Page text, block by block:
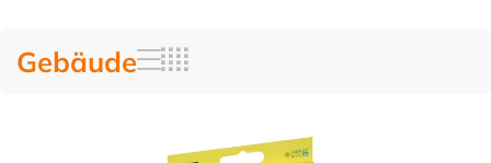
Gebäude